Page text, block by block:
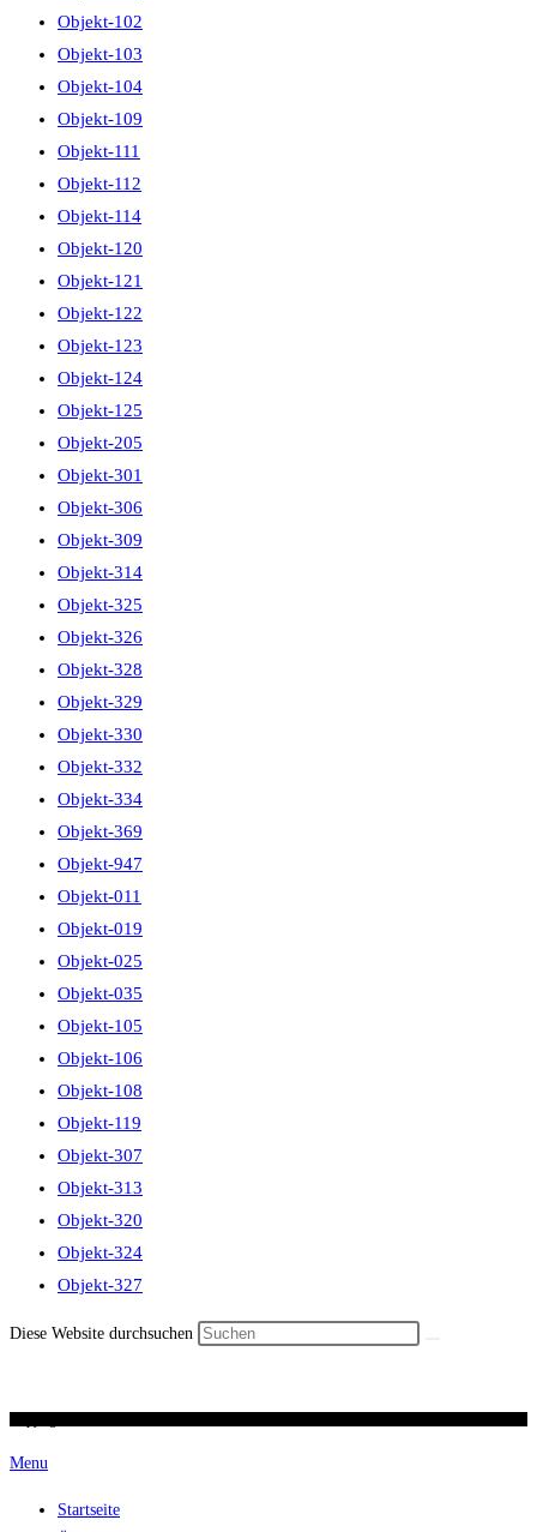
Objekt-102
Objekt-103
Objekt-104
Objekt-109
Objekt-111
Objekt-112
Objekt-114
Objekt-120
Objekt-121
Objekt-122
Objekt-123
Objekt-124
Objekt-125
Objekt-205
Objekt-301
Objekt-306
Objekt-309
Objekt-314
Objekt-325
Objekt-326
Objekt-328
Objekt-329
Objekt-330
Objekt-332
Objekt-334
Objekt-369
Objekt-947
Objekt-011
Objekt-019
Objekt-025
Objekt-035
Objekt-105
Objekt-106
Objekt-108
Objekt-119
Objekt-307
Objekt-313
Objekt-320
Objekt-324
Objekt-327
Diese Website durchsuchen
Menu
Startseite